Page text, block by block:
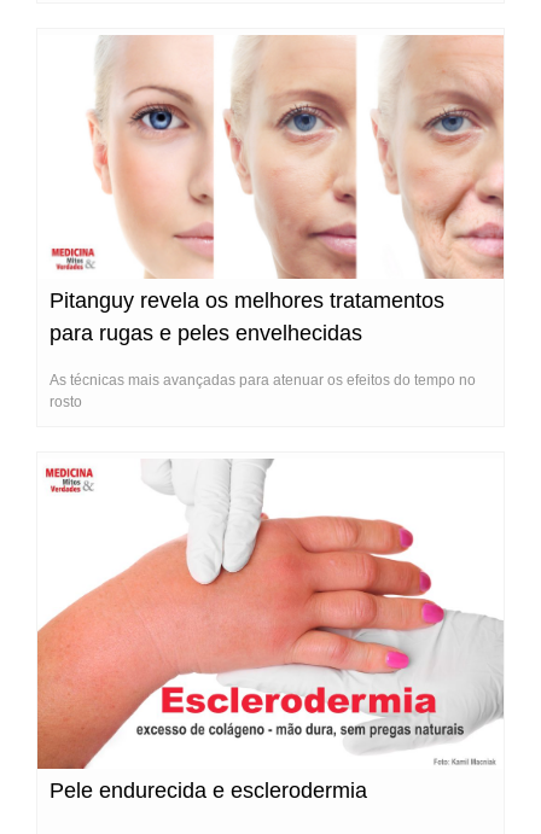
Pitanguy revela os melhores tratamentos
para rugas e peles envelhecidas
As técnicas mais avançadas para atenuar os efeitos do tempo no
rosto
Pele endurecida e esclerodermia